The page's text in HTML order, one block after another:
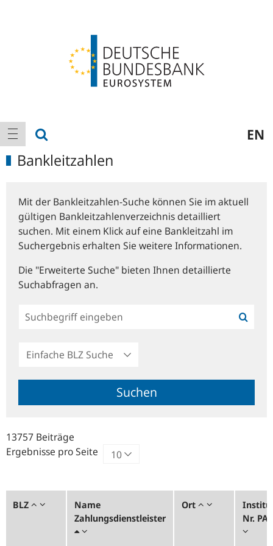
Hauptnavigation
Navigation anzeigen EN
Bankleitzahlen
Mit der Bankleitzahlen-Suche können Sie im aktuell
gültigen Bankleitzahlenverzeichnis detailliert
suchen. Mit einem Klick auf eine Bankleitzahl im
Suchergebnis erhalten Sie weitere Informationen.
Die "Erweiterte Suche" bieten Ihnen detaillierte
Suchabfragen an.
Einfache
Suche
Suchen
13757 Beiträge
Ergebnisse pro Seite
BLZ
Name
Zahlungsdienstleister
Ort
Nr.